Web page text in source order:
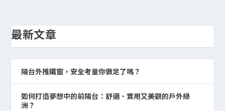
最新文章
陽台外推鐵窗，安全考量你做足了嗎？
如何打造夢想中的前陽台：舒適、實用又美觀的戶外綠
洲？